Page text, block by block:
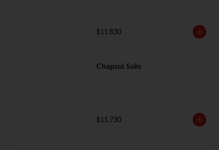
$11.830
Chapsui Solo
$11.730